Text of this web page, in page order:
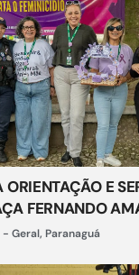
ORIENTAÇÃO E
FERNANDO
- Geral, Paranaguá